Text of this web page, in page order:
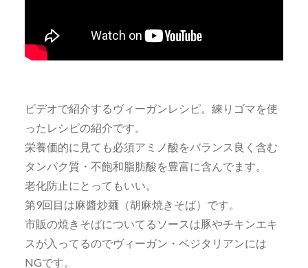
ビデオで紹介するヴィーガンレシピ。練りゴマを使
ったレシピの紹介です。
栄養価的に見ても必須アミノ酸をバランス良く含む
タンパク質・不飽和脂肪酸を豊富に含んでます。
老化防止にとってもいい。
第9回目は麻醬炒麺（胡麻焼きそば）です。
市販の焼きそばについてるソースは豚やチキンエキ
スが入ってるのでヴィーガン・ベジタリアンには
NGです。